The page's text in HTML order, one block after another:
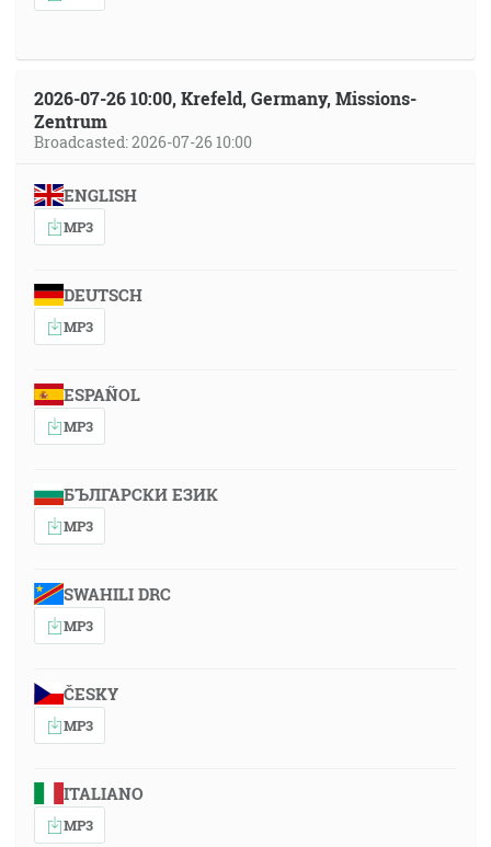
2026-07-26 10:00, Krefeld, Germany, Missions-
Zentrum
Broadcasted: 2026-07-26 10:00
ENGLISH
MP3
DEUTSCH
MP3
ESPAÑOL
MP3
БЪЛГАРСКИ ЕЗИК
MP3
SWAHILI DRC
MP3
ČESKY
MP3
ITALIANO
MP3